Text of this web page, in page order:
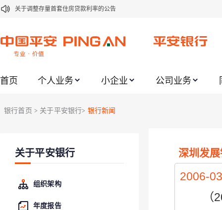
关于调整存量首套住房贷款利率的公告
关于修订《平安银行代理个人客户贵金属交易协议书》的公告
关于我行聚金宝交易软件升级更新的通知
关于2020年端午节期间上金所代理业务调整合约保证金比例和涨跌幅度限制的
关于加强代理贵金属业务风险防范的提示
首页 个人业务 小企业 公司业务
银行首页 > 关于平安银行> 银行新闻
关于平安银行
组织架构
年度报告
深圳发
2006-
（